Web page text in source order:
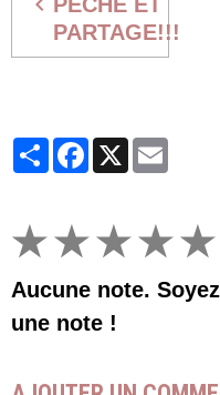
PARTAGE!!!
PartagerFacebook
X
★★★★★
Aucune note.
une note !